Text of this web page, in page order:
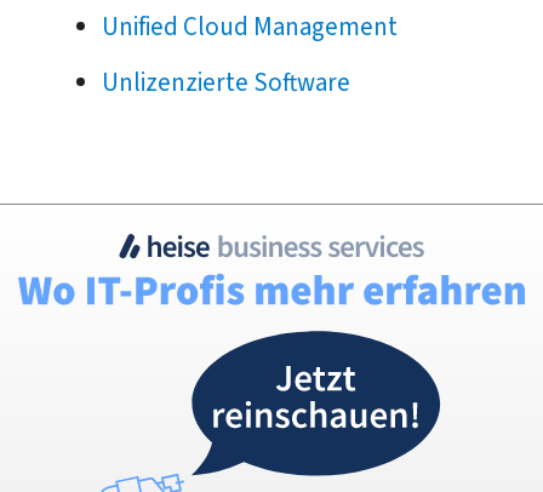
Unified Cloud Management
Unlizenzierte Software